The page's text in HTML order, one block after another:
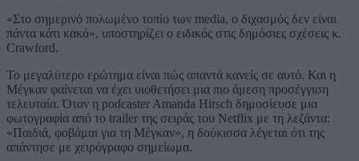
«Στο σημερινό πολωμένο τοπίο των media, ο διχασμός δεν είναι
πάντα κάτι κακό», υποστηρίζει ο ειδικός στις δημόσιες σχέσεις κ.
Crawford.
Το μεγαλύτερο ερώτημα είναι πώς απαντά κανείς σε αυτό. Και η
Μέγκαν φαίνεται να έχει υιοθετήσει μια πιο άμεση προσέγγιση
τελευταία. Όταν η podcaster Amanda Hirsch δημοσίευσε μια
φωτογραφία από το trailer της σειράς του Netflix με τη λεζάντα:
«Παιδιά, φοβάμαι για τη Μέγκαν», η δούκισσα λέγεται ότι της
απάντησε με χειρόγραφο σημείωμα.